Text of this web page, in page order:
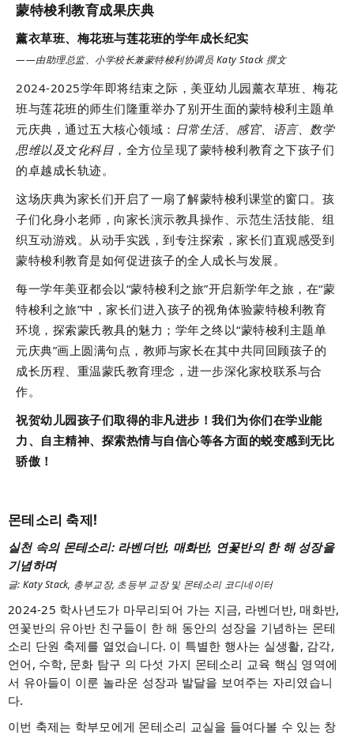
蒙特梭利教育成果庆典
薰衣草班、梅花班与莲花班的学年成长纪实
——由助理总监、小学校长兼蒙特梭利协调员 Katy Stack 撰文
2024-2025学年即将结束之际，美亚幼儿园薰衣草班、梅花
班与莲花班的师生们隆重举办了别开生面的蒙特梭利主题单
元庆典，通过五大核心领域： 日常生活、感官、语言、数学
思维以及文化科目 ，全方位呈现了蒙特梭利教育之下孩子们
的卓越成长轨迹。
这场庆典为家长们开启了一扇了解蒙特梭利课堂的窗口。孩
子们化身小老师，向家长演示教具操作、示范生活技能、组
织互动游戏。从动手实践，到专注探索，家长们直观感受到
蒙特梭利教育是如何促进孩子的全人成长与发展。
每一学年美亚都会以“蒙特梭利之旅”开启新学年之旅，在“蒙
特梭利之旅”中，家长们进入孩子的视角体验蒙特梭利教育
环境，探索蒙氏教具的魅力；学年之终以“蒙特梭利主题单
元庆典”画上圆满句点，教师与家长在其中共同回顾孩子的
成长历程、重温蒙氏教育理念，进一步深化家校联系与合
作。
祝贺幼儿园孩子们取得的非凡进步！我们为你们在学业能
力、自主精神、探索热情与自信心等各方面的蜕变感到无比
骄傲！
몬테소리 축제!
실천 속의 몬테소리: 라벤더반, 매화반, 연꽃반의 한 해 성장을
기념하며
글: Katy Stack, 총부교장, 초등부 교장 및 몬테소리 코디네이터
2024-25 학사년도가 마무리되어 가는 지금, 라벤더반, 매화반,
연꽃반의 유아반 친구들이 한 해 동안의 성장을 기념하는 몬테
소리 단원 축제를 열었습니다. 이 특별한 행사는 실생활, 감각,
언어, 수학, 문화 탐구 의 다섯 가지 몬테소리 교육 핵심 영역에
서 유아들이 이룬 놀라운 성장과 발달을 보여주는 자리였습니
다.
이번 축제는 학부모에게 몬테소리 교실을 들여다볼 수 있는 창